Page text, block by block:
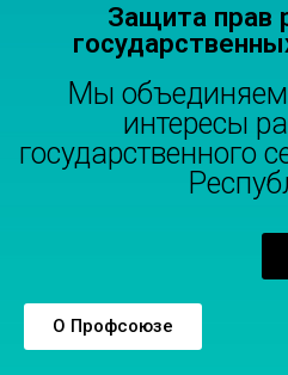
Защита прав
Мы
интересы
государственного
О Профсоюзе